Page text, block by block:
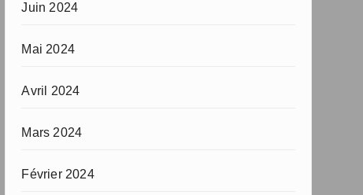
Juin 2024
Mai 2024
Avril 2024
Mars 2024
Février 2024